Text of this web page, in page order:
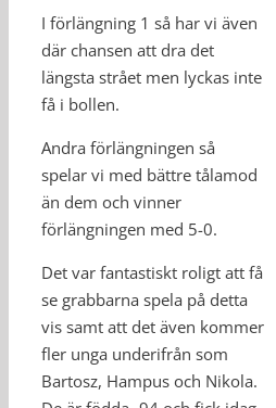
I förlängning 1 så har vi även
där chansen att dra det
längsta strået men lyckas inte
få i bollen.
Andra förlängningen så
spelar vi med bättre tålamod
än dem och vinner
förlängningen med 5-0.
Det var fantastiskt roligt att få
se grabbarna spela på detta
vis samt att det även kommer
fler unga underifrån som
Bartosz, Hampus och Nikola.